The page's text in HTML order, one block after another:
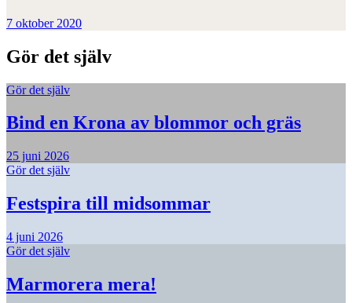
7 oktober 2020
Gör det själv
Gör det själv
Bind en Krona av blommor och gräs
25 juni 2026
Gör det själv
Festspira till midsommar
4 juni 2026
Gör det själv
Marmorera mera!